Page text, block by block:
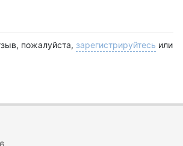
пожалуйста, зарегистрируйтесь или